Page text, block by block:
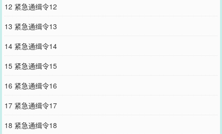
12 紧急通缉令12
13 紧急通缉令13
14 紧急通缉令14
15 紧急通缉令15
16 紧急通缉令16
17 紧急通缉令17
18 紧急通缉令18